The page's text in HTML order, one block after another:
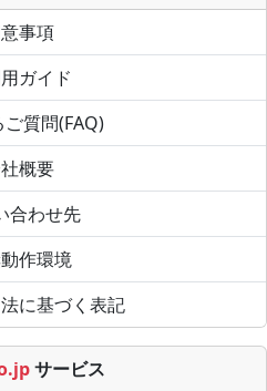
事項
ガイド
質問(FAQ)
概要
合わせ先
作環境
に基づく表記
サービス